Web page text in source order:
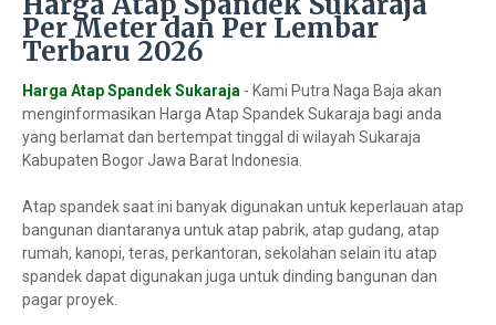
Per Meter dan Per Lembar
Terbaru 2026
Harga Atap Spandek Sukaraja - Kami Putra Naga Baja akan
menginformasikan Harga Atap Spandek Sukaraja bagi anda
yang berlamat dan bertempat tinggal di wilayah Sukaraja
Kabupaten Bogor Jawa Barat Indonesia.
Atap spandek saat ini banyak digunakan untuk keperlauan atap
bangunan diantaranya untuk atap pabrik, atap gudang, atap
rumah, kanopi, teras, perkantoran, sekolahan selain itu atap
spandek dapat digunakan juga untuk dinding bangunan dan
pagar proyek.